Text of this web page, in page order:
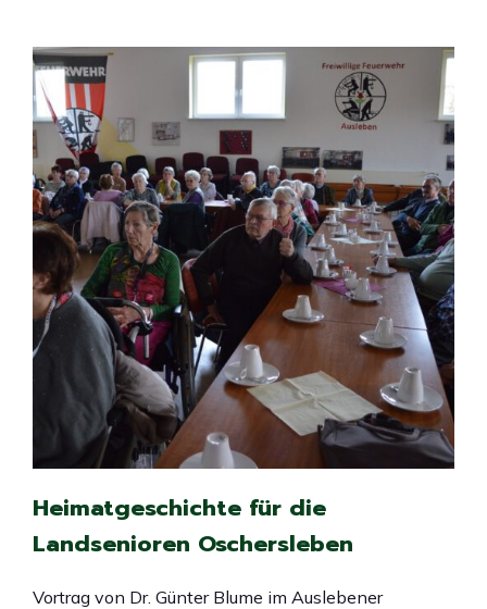
Heimatgeschichte für die
Landsenioren Oschersleben
Vortrag von Dr. Günter Blume im Auslebener